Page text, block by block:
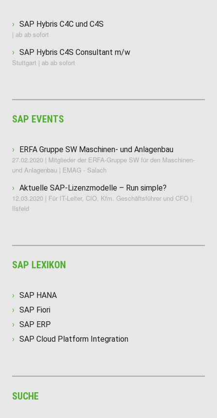
SAP Hybris C4C und C4S
| ab ab sofort
SAP Hybris C4S Consultant m/w
Stuttgart | ab ab sofort
SAP EVENTS
ERFA Gruppe SW Maschinen- und Anlagenbau
27.02.2020 | Mitglieder der ERFA-Gruppe SW für den Maschinen-
und Anlagenbau | EMAG - Salach
Aktuelle SAP-Lizenzmodelle – Run simple?
12.03.2020 | Für IT-Leiter, CIO, Kfm. Geschäftsführer und CFO |
Ilsfeld
SAP LEXIKON
SAP HANA
SAP Fiori
SAP ERP
SAP Cloud Platform Integration
SUCHE